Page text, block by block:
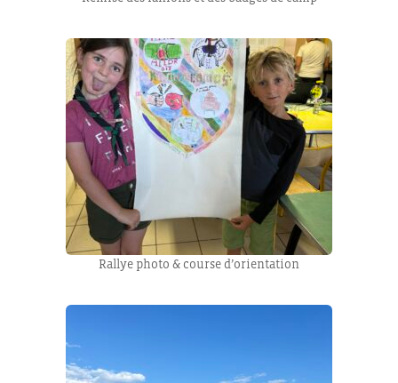
Rallye photo & course d’orientation